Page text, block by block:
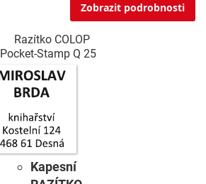
Zobrazit podrobnosti
Razítko COLOP
Pocket-Stamp Q 25
Kapesní